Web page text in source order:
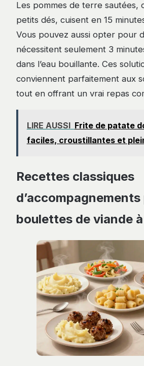
Les pommes de terre sautées,
petits dés, cuisent en 15
Vous pouvez aussi opter pour
nécessitent seulement 3
dans l’eau bouillante. Ces
conviennent parfaitement aux
tout en offrant un vrai repas
LIRE AUSSI Frite de patate
faciles, croustillantes et
Recettes classiques
d’accompagnements
boulettes de viande